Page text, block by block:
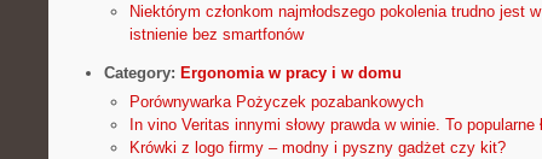
Niektórym członkom najmłodszego pokolenia trudno jest
istnienie bez smartfonów
Category: Ergonomia w pracy i w domu
Porównywarka Pożyczek pozabankowych
In vino Veritas innymi słowy prawda w winie. To popularne
Krówki z logo firmy – modny i pyszny gadżet czy kit?